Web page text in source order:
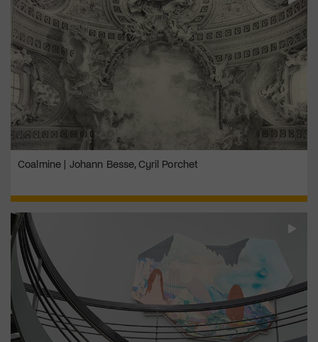
Coalmine | Johann Besse, Cyril Porchet